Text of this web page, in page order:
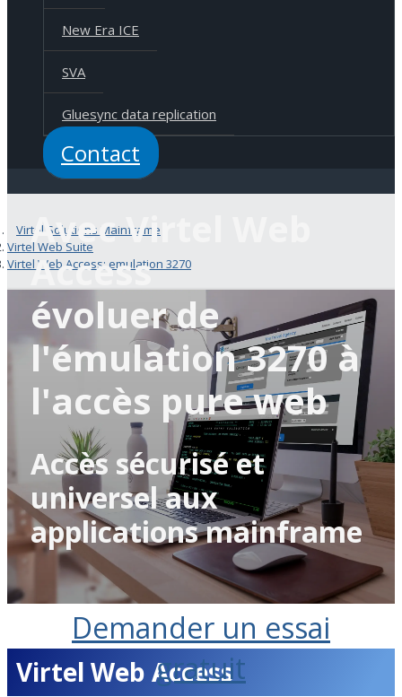
New Era ICE
SVA
Gluesync data replication
Contact
Virtel Solutions Mainframe
Virtel Web Suite
Virtel Web Access: emulation 3270
Avec Virtel Web
Access
évoluer de
l'émulation 3270 à
l'accès pure web
Accès sécurisé et
universel aux
applications mainframe
Demander un essai
gratuit
Virtel Web Access